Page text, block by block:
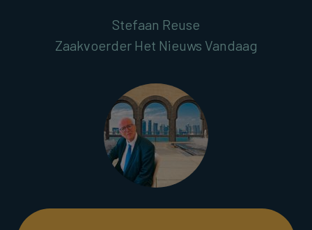
Stefaan Reuse
Zaakvoerder Het Nieuws Vandaag